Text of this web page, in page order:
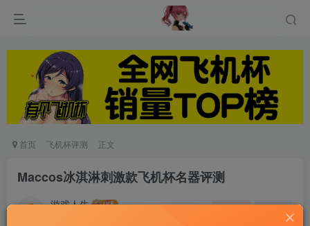
首页 飞机杯评测 正文
Maccos冰淇淋刺激款飞机杯名器评测
游戏人生